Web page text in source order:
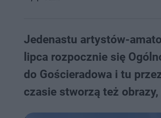
Jedenastu artystów-
lipca rozpocznie się
do Gościeradowa i tu
czasie stworzą też